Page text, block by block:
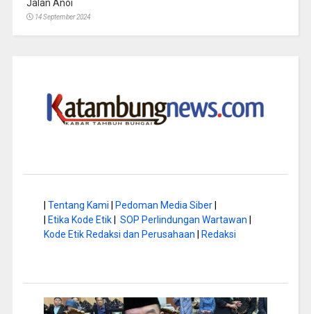
Jalan Anoi
14 September 2024
Tentang Kami Pedoman Media Siber|
Etika Kode Etik| SOP Perlindungan Wartawan
Kode Etik Redaksi dan Perusahaan
Redaksi